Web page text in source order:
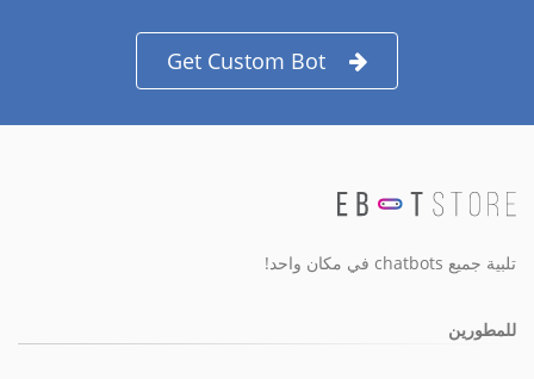
Get Custom Bot
تلبية جميع chatbots في مكان واحد!
للمطورين